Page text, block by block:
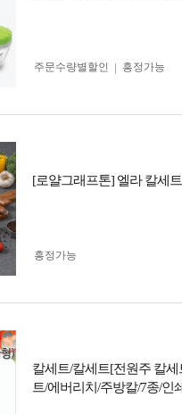
주문수량별할인
흥정가능
[로얄그래프톤] 엘라 칼세트
흥정가능
칼세트/칼세트[전원주 칼
트/에버리치/주방칼/7종/인